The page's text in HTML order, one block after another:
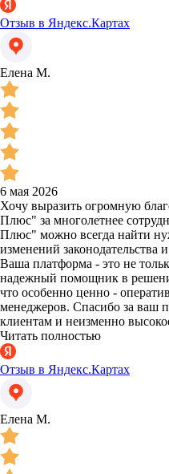
Отзыв в Яндекс.Картах
Елена М.
6 мая 2026
Хочу выразить огромную
Плюс" за многолетнее
Плюс" можно всегда найти
изменений
Ваша платформа - это не
надежный помощник в
что особенно ценно -
менеджеров. Спасибо за ваш
клиентам и неизменно
Читать полностью
Отзыв в Яндекс.Картах
Елена М.